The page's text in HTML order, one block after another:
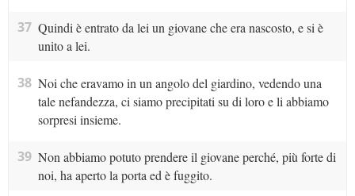
37 Quindi è entrato da lei un giovane che era nascosto, e si è
unito a lei.
38 Noi che eravamo in un angolo del giardino, vedendo una
tale nefandezza, ci siamo precipitati su di loro e li abbiamo
sorpresi insieme.
39 Non abbiamo potuto prendere il giovane perché, più forte di
noi, ha aperto la porta ed è fuggito.